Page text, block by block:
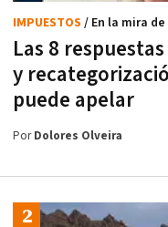
Las 8
y
puede apelar
IMPUESTOS / En la mira de
PorDolores Olveira